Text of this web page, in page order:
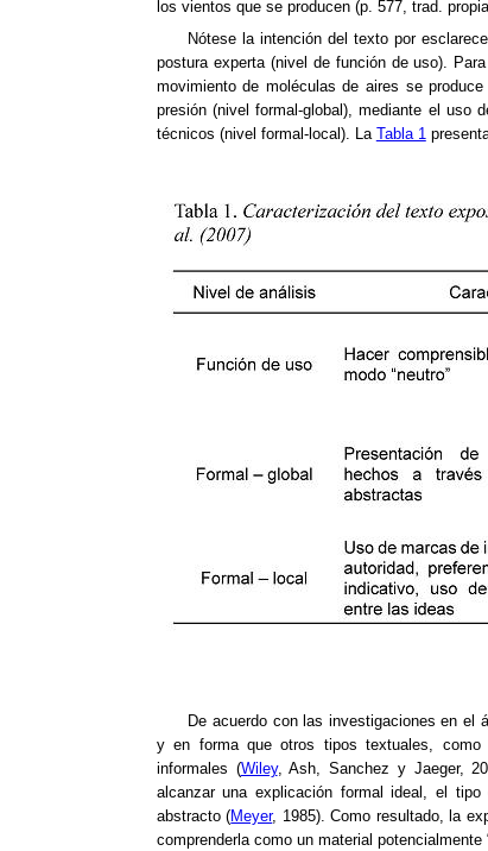
los vientos que se producen (p. 577, trad.
Nótese la intención del texto por
postura experta (nivel de función de uso).
movimiento de moléculas de aires se
presión (nivel formal-global), mediante el uso
técnicos (nivel formal-local). La Tabla 1
De acuerdo con las investigaciones en el
y en forma que otros tipos textuales,
informales (Wiley, Ash, Sanchez y Jaeger,
alcanzar una explicación formal ideal, el
abstracto (Meyer, 1985). Como resultado, la
comprenderla como un material potencialmente